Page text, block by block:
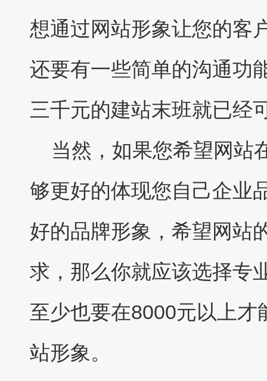
想通过网站形象让您的客
还要有一些简单的沟通功
三千元的建站末班就已经
当然，如果您希望网站
够更好的体现您自己企业
好的品牌形象，希望网站
求，那么你就应该选择专
至少也要在8000元以上
站形象。